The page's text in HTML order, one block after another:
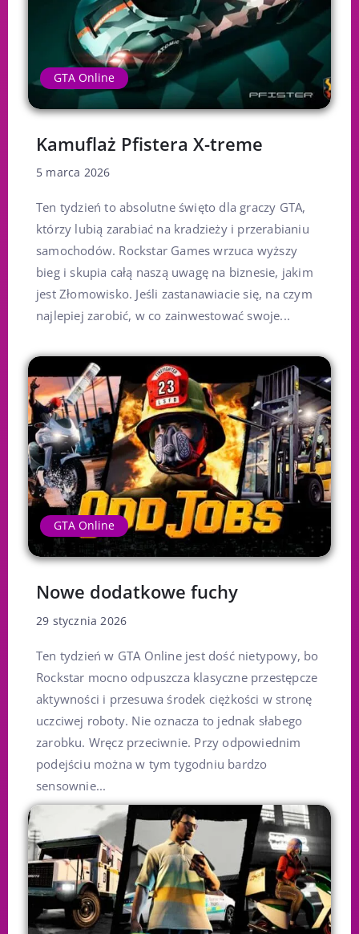
GTA Online
Kamuflaż Pfistera X-treme
5 marca 2026
Ten tydzień to absolutne święto dla graczy GTA,
którzy lubią zarabiać na kradzieży i przerabianiu
samochodów. Rockstar Games wrzuca wyższy
bieg i skupia całą naszą uwagę na biznesie, jakim
jest Złomowisko. Jeśli zastanawiacie się, na czym
najlepiej zarobić, w co zainwestować swoje...
GTA Online
Nowe dodatkowe fuchy
29 stycznia 2026
Ten tydzień w GTA Online jest dość nietypowy, bo
Rockstar mocno odpuszcza klasyczne przestępcze
aktywności i przesuwa środek ciężkości w stronę
uczciwej roboty. Nie oznacza to jednak słabego
zarobku. Wręcz przeciwnie. Przy odpowiednim
podejściu można w tym tygodniu bardzo
sensownie...